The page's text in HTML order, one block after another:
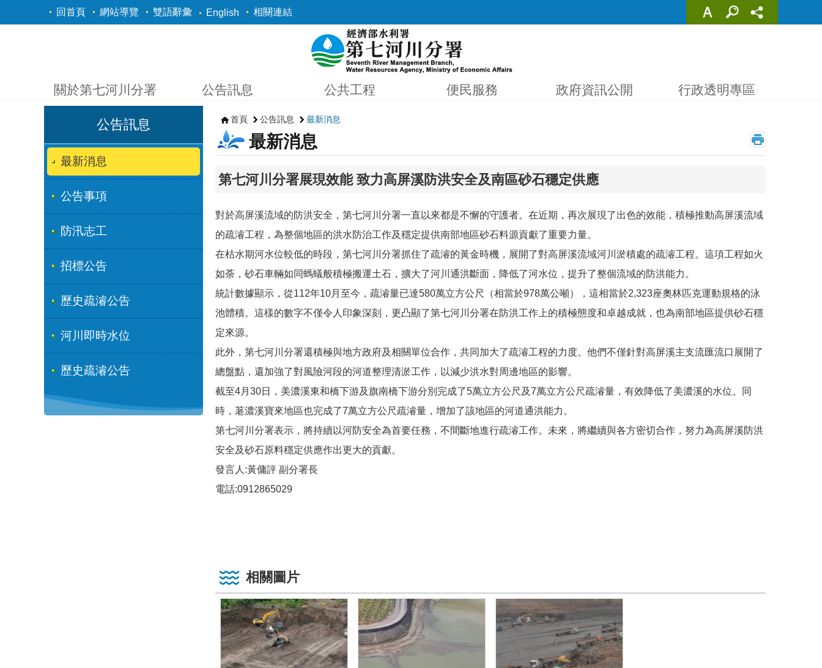
跳到主要內容區塊
回首頁 網站導覽 雙語辭彙 English 相關連結
關於第七河川分署 公告訊息 公共工程 便民服務 政府資訊公開 行政透明專區
公告訊息
最新消息
公告事項
防汛志工
招標公告
歷史疏濬公告
河川即時水位
歷史疏濬公告
首頁 公告訊息 最新消息
最新消息
第七河川分署展現效能 致力高屏溪防洪安全及南區砂石穩定供應
對於高屏溪流域的防洪安全，第七河川分署一直以來都是不懈的守護者。在近期，再次展現了出色的效能，積極推動高屏溪流域
的疏濬工程，為整個地區的洪水防治工作及穩定提供南部地區砂石料源貢獻了重要力量。
在枯水期河水位較低的時段，第七河川分署抓住了疏濬的黃金時機，展開了對高屏溪流域河川淤積處的疏濬工程。這項工程如火
如荼，砂石車輛如同螞蟻般積極搬運土石，擴大了河川通洪斷面，降低了河水位，提升了整個流域的防洪能力。
統計數據顯示，從112年10月至今，疏濬量已達580萬立方公尺（相當於978萬公噸），這相當於2,323座奧林匹克運動規格的泳
池體積。這樣的數字不僅令人印象深刻，更凸顯了第七河川分署在防洪工作上的積極態度和卓越成就，也為南部地區提供砂石穩
定來源。
此外，第七河川分署還積極與地方政府及相關單位合作，共同加大了疏濬工程的力度。他們不僅針對高屏溪主支流匯流口展開了
總盤點，還加強了對風險河段的河道整理清淤工作，以減少洪水對周邊地區的影響。
截至4月30日，美濃溪東和橋下游及旗南橋下游分別完成了5萬立方公尺及7萬立方公尺疏濬量，有效降低了美濃溪的水位。同
時，荖濃溪寶來地區也完成了7萬立方公尺疏濬量，增加了該地區的河道通洪能力。
第七河川分署表示，將持續以河防安全為首要任務，不間斷地進行疏濬工作。未來，將繼續與各方密切合作，努力為高屏溪防洪
安全及砂石原料穩定供應作出更大的貢獻。
發言人:黃傭評 副分署長
電話:0912865029
相關圖片